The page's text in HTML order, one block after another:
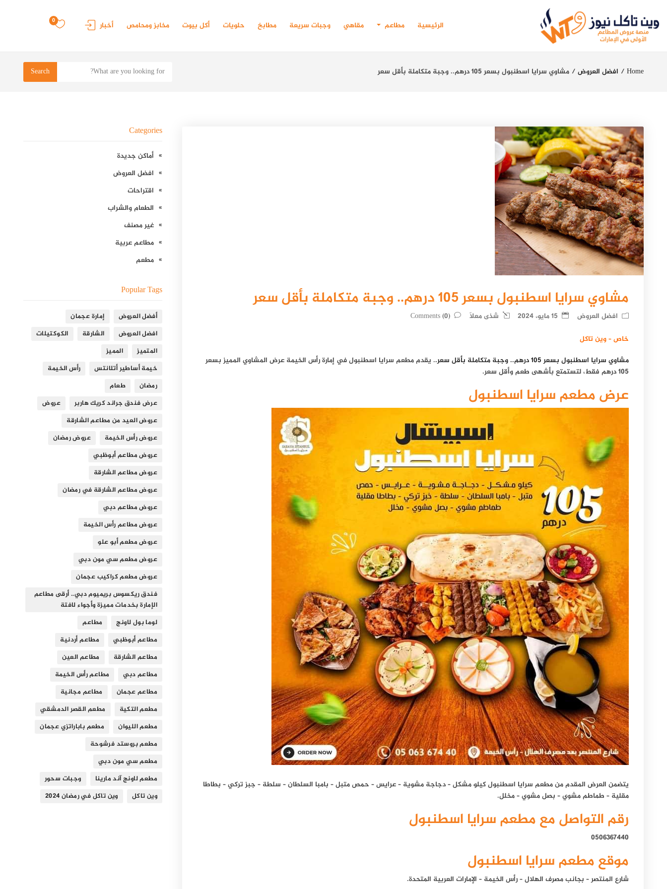
الرئيسية مطاعم مقاهي وجبات سريعة مطابخ حلويات أكل بيوت مخابز ومحامص أخبار 0
Home افضل العروض مشاوي سرايا اسطنبول بسعر 105 درهم.. وجبة متكاملة بأقل سعر Search
مشاوي سرايا اسطنبول بسعر 105 درهم.. وجبة متكاملة بأقل سعر
افضل العروض 15 مايو، 2024 شذى معلّا (0) Comments
خاص – وين تاكل
مشاوي سرايا اسطنبول بسعر 105 درهم.. وجبة متكاملة بأقل سعر.
. يقدم مطعم سرايا اسطنبول في إمارة رأس الخيمة عرض المشاوي المميز بسعر
105 درهم فقط، لتستمتع بأشهى طعم وأقل سعر.
عرض مطعم سرايا اسطنبول
يتضمن العرض المقدم من مطعم سرايا اسطنبول كيلو مشكل – دجاجة مشوية – عرايس – حمص متبل – بامبا السلطان – سلطة – جبز تركي – بطاطا
مقلية – طماطم مشوي – بصل مشوي – مخلل.
رقم التواصل مع مطعم سرايا اسطنبول
0506367440
موقع مطعم سرايا اسطنبول
شارع المنتصر – بجانب مصرف الهلال – رأس الخيمة – الإمارات العربية المتحدة.
Categories
أماكن جديدة
افضل العروض
اقتراحات
الطعام والشراب
غير مصنف
مطاعم عربية
مطعم
Popular Tags
أفضل العروض
إمارة عجمان
افضل العروض
الشارقة
الكوكتيلات
المتميز
المميز
خيمة أساطير أتلانتس
رأس الخيمة
رمضان
طعام
عرض فندق جراند كريك هاربر
عروض
عروض العيد من مطاعم الشارقة
عروض رأس الخيمة
عروض رمضان
عروض مطاعم أبوظبي
عروض مطاعم الشارقة
عروض مطاعم الشارقة في رمضان
عروض مطاعم دبي
عروض مطاعم رأس الخيمة
عروض مطعم أبو علو
عروض مطعم سي مون دبي
عروض مطعم كراكيب عجمان
فندق ريكسوس بريميوم دبي.. أرقى مطاعم
الإمارة بخدمات مميزة وأجواء لافتة
لوما بول لاونج
مطاعم
مطاعم أبوظبي
مطاعم أردنية
مطاعم الشارقة
مطاعم العين
مطاعم دبي
مطاعم رأس الخيمة
مطاعم عجمان
مطاعم مجانية
مطعم التكية
مطعم القصر الدمشقي
مطعم الليوان
مطعم باباراتزي عجمان
مطعم بروستد فرشوحة
مطعم سي مون دبي
مطعم لاونج آند مارينا
وجبات سحور
وين تاكل
وين تاكل في رمضان 2024